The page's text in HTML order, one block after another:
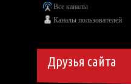
Все каналы
Каналы пользователей
Друзья сайта